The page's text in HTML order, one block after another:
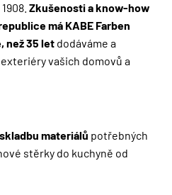
Zkušenosti a know-how
má KABE Farben
než 35 let dodáváme a
vašich domovů a
materiálů potřebných
stěrky do kuchyně od